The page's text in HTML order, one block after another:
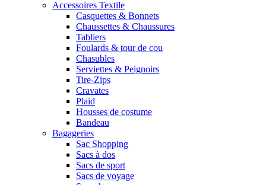
Accessoires Textile
Casquettes & Bonnets
Chaussettes & Chaussures
Tabliers
Foulards & tour de cou
Chasubles
Serviettes & Peignoirs
Tire-Zips
Cravates
Plaid
Housses de costume
Bandeau
Bagageries
Sac Shopping
Sacs à dos
Sacs de sport
Sacs de voyage